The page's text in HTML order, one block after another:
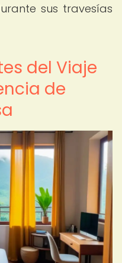
sus travesías
del Viaje
de